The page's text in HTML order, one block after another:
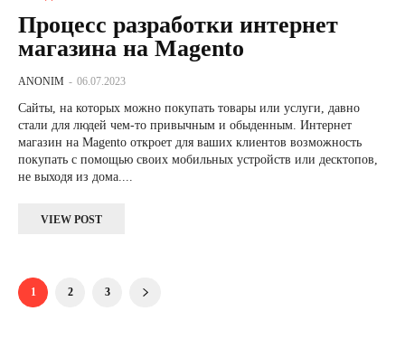
Процесс разработки интернет
магазина на Magento
ANONIM - 06.07.2023
Сайты, на которых можно покупать товары или услуги, давно
стали для людей чем-то привычным и обыденным. Интернет
магазин на Magento откроет для ваших клиентов возможность
покупать с помощью своих мобильных устройств или десктопов,
не выходя из дома....
VIEW POST
1 2 3